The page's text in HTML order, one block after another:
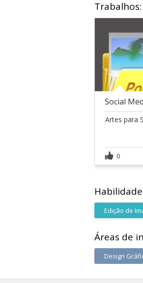
Trabalhos:
Artes para
0
Edição de
Áreas de
Design